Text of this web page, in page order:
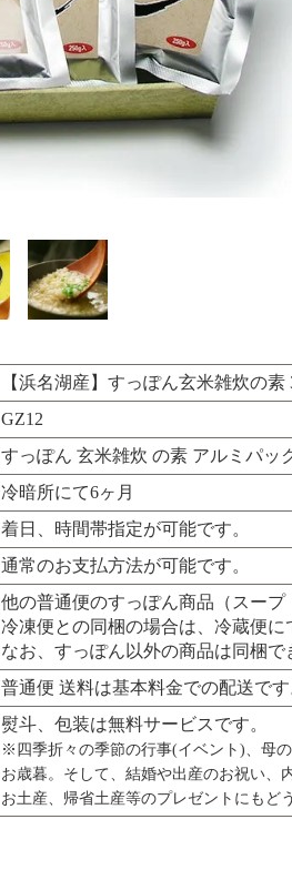
【浜名湖産】すっぽん玄米雑炊の素
GZ12
すっぽん 玄米雑炊 の素 アルミパッ
冷暗所にて6ヶ月
着日、時間帯指定が可能です。
通常のお支払方法が可能です。
他の普通便のすっぽん商品（スープ
冷凍便との同梱の場合は、冷蔵便に
なお、すっぽん以外の商品は同梱で
普通便 送料は基本料金での配送です
熨斗、包装は無料サービスです。
※四季折々の季節の行事(イベント)、母
お歳暮。そして、結婚や出産のお祝い、
お土産、帰省土産等のプレゼントにもど